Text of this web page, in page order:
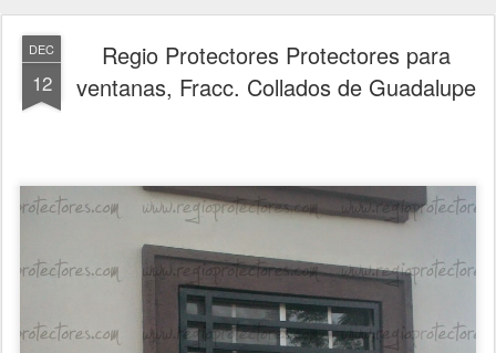
DEC
12
Regio Protectores Protectores para
ventanas, Fracc. Collados de Guadalupe